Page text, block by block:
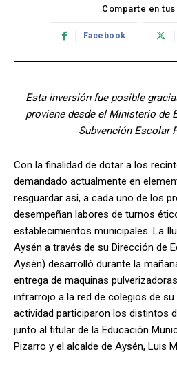
Comparte en
Facebook
Esta inversión fue posible
proviene desde el Ministerio de
Subvención Escolar
Con la finalidad de dotar a los
demandado actualmente en
resguardar así, a cada uno de los
desempeñan labores de turnos
establecimientos municipales. La
Aysén a través de su Dirección de
Aysén) desarrolló durante la
entrega de maquinas
infrarrojo a la red de colegios de su
actividad participaron los distintos
junto al titular de la Educación
Pizarro y el alcalde de Aysén, Luis